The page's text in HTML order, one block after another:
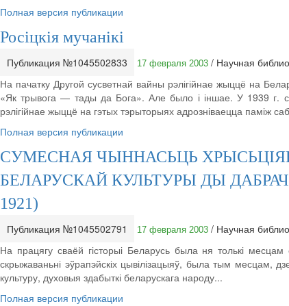
Полная версия публикации
Росіцкія мучанікі
Публикация №1045502833 17 февраля 2003 / Научная
На пачатку Другой сусветнай вайны рэлігійнае жыццё на
«Як трывога — тады да Бога». Але было і іншае. У 1939 г.
рэлігійнае жыццё на гэтых тэрыторыях адрозніваецца паміж
Полная версия публикации
СУМЕСНАЯ ЧЫННАСЬЦЬ
БЕЛАРУСКАЙ КУЛЬТУРЫ ДЫ
1921)
Публикация №1045502791 17 февраля 2003 / Научная
На працягу сваёй гісторыі Беларусь была ня толькі
скрыжаваньні эўрапэйскіх цывілізацыяў, была тым месцам,
культуру, духовыя здабыткі беларускага народу...
Полная версия публикации